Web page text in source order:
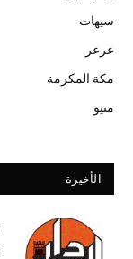
سيهات
عرعر
مكة المكرمة
منيو
الأخيرة